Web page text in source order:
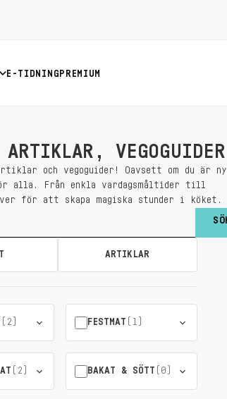
E-TIDNING PREMIUM
VEGOGUIDER
och vegoguider! Oavsett om du är ny
alla. Från enkla vardagsmåltider till
för att skapa magiska stunder i köket.
ARTIKLAR
(2) FESTMAT (1)
(2) BAKAT & SÖTT (0)